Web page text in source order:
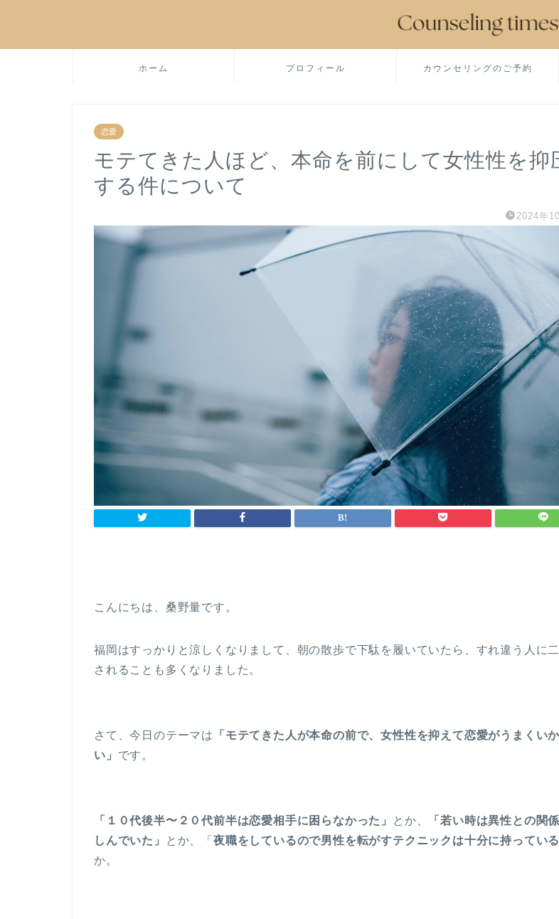
ホーム プロフィール カウンセリングのご予約
恋愛
モテてきた人ほど、本命を前にして女性性を抑
する件について
2024年
こんにちは、桑野量です。
福岡はすっかりと涼しくなりまして、朝の散歩で下駄を履いていたら、すれ違う人に
されることも多くなりました。
さて、今日のテーマは
「モテてきた人が本命の前で、女性性を抑えて恋愛がうまくい
い」 です。
「１０代後半〜２０代前半は恋愛相手に困らなかった」 とか、
「若い時は異性との関
しんでいた」
とか、「夜職をしているので男性を転がすテクニックは十分に持っている
か。